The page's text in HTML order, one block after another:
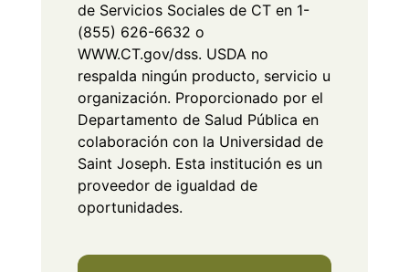
de Servicios Sociales de CT en 1-
(855) 626-6632 o
WWW.CT.gov/dss. USDA no
respalda ningún producto, servicio u
organización. Proporcionado por el
Departamento de Salud Pública en
colaboración con la Universidad de
Saint Joseph. Esta institución es un
proveedor de igualdad de
oportunidades.